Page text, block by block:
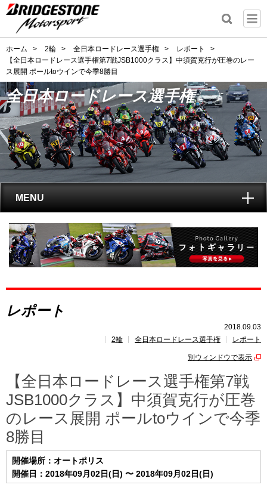
ホーム > 2輪 > 全日本ロードレース選手権 > レポート
>
【全日本ロードレース選手権第7戦JSB1000クラス】中須賀克行が圧巻のレー
ス展開 ポールtoウインで今季8勝目
全日本ロードレース選手権
MENU
トップ
全日本ロードレース選手権とは?
レポート
速報
ポイントランキング
レポート
2018.09.03
2輪
全日本ロードレース選手権 レポート
別ウィンドウで表示
【全日本ロードレース選手権第7戦
JSB1000クラス】中須賀克行が圧巻
のレース展開 ポールtoウインで今季
8勝目
開催場所：オートポリス
開催日：2018年09月02日(日) 〜 2018年09月02日(日)